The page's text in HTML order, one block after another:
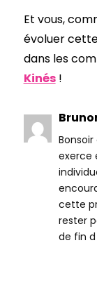
Et vous,
évoluer
dans les
Kinés!
exerce
cette
rester
de fin